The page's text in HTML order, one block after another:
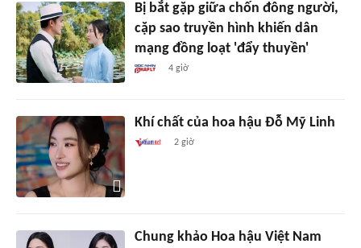
Bị bắt gặp giữa chốn đông người,
cặp sao truyền hình khiến dân
mạng đồng loạt 'đẩy thuyền'
4 giờ
Khí chất của hoa hậu Đỗ Mỹ Linh
2 giờ
Chung khảo Hoa hậu Việt Nam